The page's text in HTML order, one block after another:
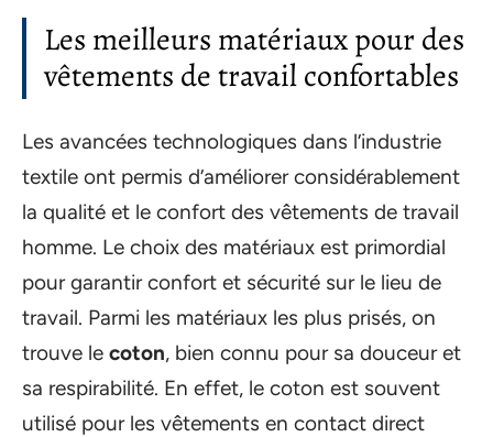
Les meilleurs matériaux pour des
vêtements de travail confortables
Les avancées technologiques dans l’industrie
textile ont permis d’améliorer considérablement
la qualité et le confort des vêtements de travail
homme. Le choix des matériaux est primordial
pour garantir confort et sécurité sur le lieu de
travail. Parmi les matériaux les plus prisés, on
trouve le coton, bien connu pour sa douceur et
sa respirabilité. En effet, le coton est souvent
utilisé pour les vêtements en contact direct